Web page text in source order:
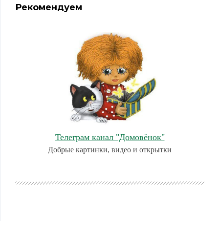
Рекомендуем
Телеграм канал "Домовёнок"
Добрые картинки, видео и открытки